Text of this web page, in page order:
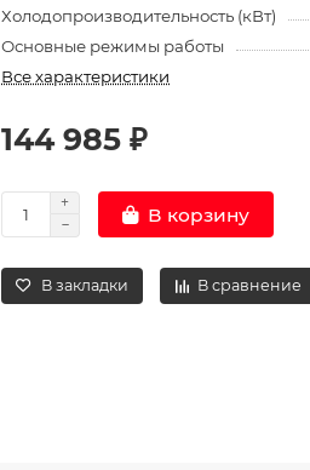
Холодопроизводительность (кВт)
Основные режимы работы
Все характеристики
144 985 ₽
В корзину
В закладки В сравнение